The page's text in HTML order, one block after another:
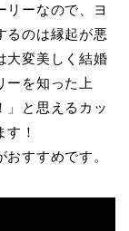
リーなので、ヨ
るのは縁起が悪
大変美しく結婚
ーを知った上
」と思えるカッ
！
すすめです。